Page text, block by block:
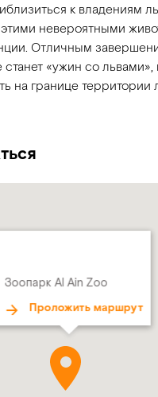
к владениям
невероятными
Отличным
«ужин со львами»,
на границе территории
Зоопарк Al Ain Zoo
Проложить маршрут